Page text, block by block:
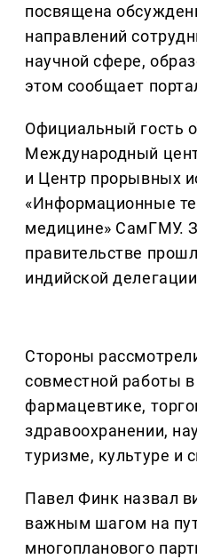
посвящена
направлений
научной сфере,
этом сообщает
Официальный гость
Международный
и Центр прорывных
«Информационные
медицине» СамГМУ.
правительстве
индийской
Стороны
совместной работы
фармацевтике,
здравоохранении,
туризме, культуре и
Павел Финк назвал
важным шагом на
многопланового